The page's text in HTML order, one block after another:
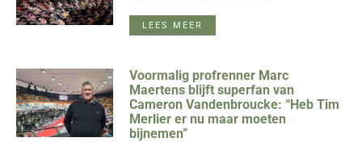
LEES MEER
Voormalig profrenner Marc
Maertens blijft superfan van
Cameron Vandenbroucke: “Heb Tim
Merlier er nu maar moeten
bijnemen”